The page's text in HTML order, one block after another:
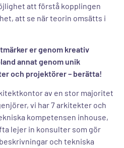
att förstå kopplingen
att se när teorin omsätts i
er genom kreativ
annat genom unik
och projektörer – berätta!
av en stor majoritet
vi har 7 arkitekter och
kompetensen inhouse,
lejer in konsulter som gör
och tekniska